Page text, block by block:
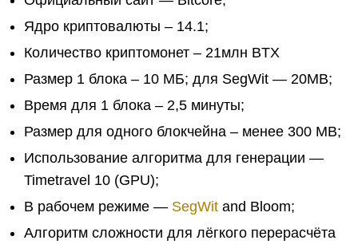
Ядро криптовалюты – 14.1;
Количество криптомонет – 21млн BTX
Размер 1 блока – 10 МБ; для SegWit — 20MB;
Время для 1 блока – 2,5 минуты;
Размер для одного блокчейна – менее 300 МB;
Использование алгоритма для генерации —
Timetravel 10 (GPU);
В рабочем режиме — SegWit and Bloom;
Алгоритм сложности для лёгкого перерасчёта